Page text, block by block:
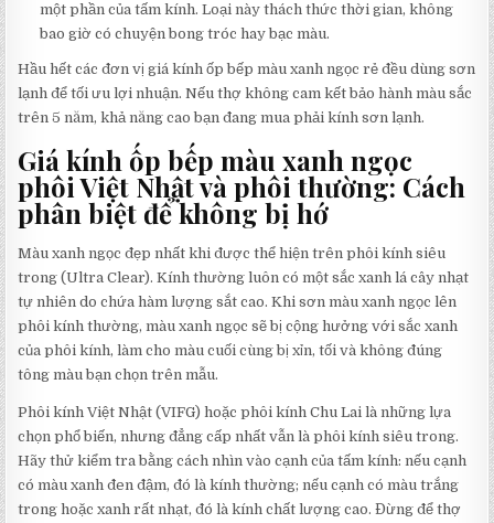
một phần của tấm kính. Loại này thách thức thời gian, không
bao giờ có chuyện bong tróc hay bạc màu.
Hầu hết các đơn vị giá kính ốp bếp màu xanh ngọc rẻ đều dùng sơn
lạnh để tối ưu lợi nhuận. Nếu thợ không cam kết bảo hành màu sắc
trên 5 năm, khả năng cao bạn đang mua phải kính sơn lạnh.
Giá kính ốp bếp màu xanh ngọc
phôi Việt Nhật và phôi thường: Cách
phân biệt để không bị hớ
Màu xanh ngọc đẹp nhất khi được thể hiện trên phôi kính siêu
trong (Ultra Clear). Kính thường luôn có một sắc xanh lá cây nhạt
tự nhiên do chứa hàm lượng sắt cao. Khi sơn màu xanh ngọc lên
phôi kính thường, màu xanh ngọc sẽ bị cộng hưởng với sắc xanh
của phôi kính, làm cho màu cuối cùng bị xỉn, tối và không đúng
tông màu bạn chọn trên mẫu.
Phôi kính Việt Nhật (VIFG) hoặc phôi kính Chu Lai là những lựa
chọn phổ biến, nhưng đẳng cấp nhất vẫn là phôi kính siêu trong.
Hãy thử kiểm tra bằng cách nhìn vào cạnh của tấm kính: nếu cạnh
có màu xanh đen đậm, đó là kính thường; nếu cạnh có màu trắng
trong hoặc xanh rất nhạt, đó là kính chất lượng cao. Đừng để thợ